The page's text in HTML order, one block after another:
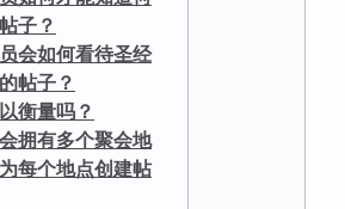
子？
会如何看待圣经
帖子？
衡量吗？
拥有多个聚会地
每个地点创建帖